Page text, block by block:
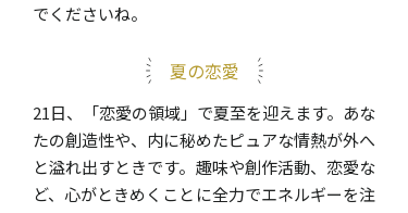
でくださいね。
夏の恋愛
21日、「恋愛の領域」で夏至を迎えます。あな
たの創造性や、内に秘めたピュアな情熱が外へ
と溢れ出すときです。趣味や創作活動、恋愛な
ど、心がときめくことに全力でエネルギーを注